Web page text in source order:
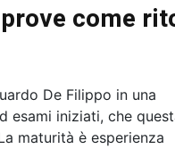
come
De Filippo in una
esami iniziati, che
maturità è esperienza